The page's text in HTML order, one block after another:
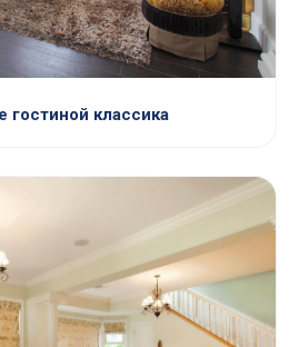
гостиной классика